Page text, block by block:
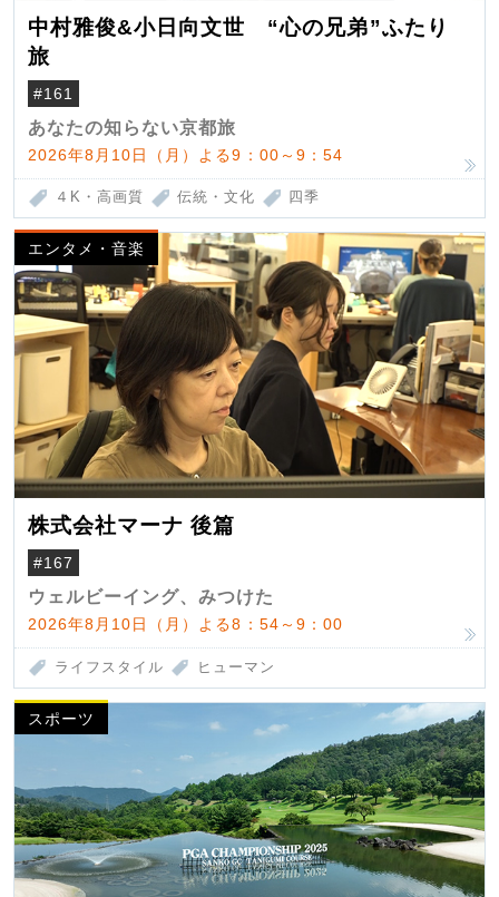
中村雅俊&小日向文世 “心の兄弟”ふたり
旅
#161
あなたの知らない京都旅
2026年8月10日（月）よる9：00～9：54
４K・高画質 伝統・文化 四季
エンタメ・音楽
株式会社マーナ 後篇
#167
ウェルビーイング、みつけた
2026年8月10日（月）よる8：54～9：00
ライフスタイル ヒューマン
スポーツ